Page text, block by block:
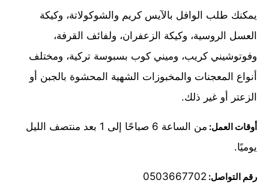
يمكنك طلب الوافل بالآيس كريم والشوكولاتة، وكيكة
العسل الروسية، وكيكة الزعفران، ولفائف القرفة،
وفوتوشيني كريب، وميني كوب بسبوسة تركية، ومختلف
أنواع المعجنات والمخبوزات الشهية المحشوة بالجبن أو
الزعتر أو غير ذلك.
أوقات العمل:
من الساعة 6 صباحًا إلى 1 بعد منتصف الليل
يوميًا.
رقم التواصل: 0503667702